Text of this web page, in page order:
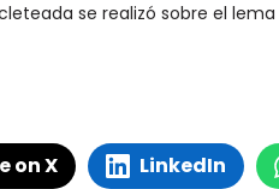
se realizó sobre el
on X LinkedIn